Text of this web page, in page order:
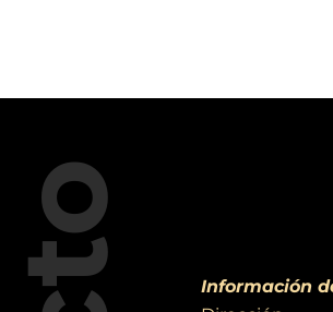
Información